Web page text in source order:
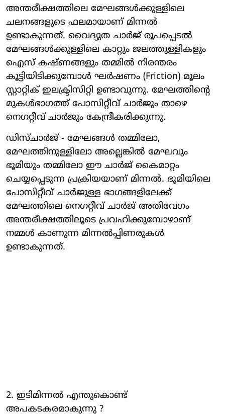
അന്തരീക്ഷത്തിലെ മേഘങ്ങള്‍ക്കുള്ളിലെ
ചലനങ്ങളുടെ ഫലമായാണ് മിന്നല്‍
ഉണ്ടാകുന്നത്. വൈദ്യുത ചാര്‍ജ് രൂപപ്പെടല്‍
മേഘങ്ങള്‍ക്കുള്ളിലെ കാറ്റും ജലത്തുള്ളികളും
ഐസ് കഷ്ണങ്ങളും തമ്മില്‍ നിരന്തരം
കൂട്ടിയിടിക്കുമ്പോള്‍ ഘര്‍ഷണം (Friction) മൂലം
സ്റ്റാറ്റിക് ഇലക്ട്രിസിറ്റി ഉണ്ടാവുന്നു. മേഘത്തിന്റെ
മുകള്‍ഭാഗത്ത് പോസിറ്റീവ് ചാര്‍ജും താഴെ
നെഗറ്റീവ് ചാര്‍ജും കേന്ദ്രീകരിക്കുന്നു.
ഡിസ്ചാര്‍ജ് - മേഘങ്ങള്‍ തമ്മിലോ,
മേഘത്തിനുള്ളിലോ അല്ലെങ്കില്‍ മേഘവും
ഭൂമിയും തമ്മിലോ ഈ ചാര്‍ജ് കൈമാറ്റം
ചെയ്യപ്പെടുന്ന പ്രക്രിയയാണ് മിന്നല്‍. ഭൂമിയിലെ
പോസിറ്റീവ് ചാര്‍ജുള്ള ഭാഗങ്ങളിലേക്ക്
മേഘത്തിലെ നെഗറ്റീവ് ചാര്‍ജ് അതിവേഗം
അന്തരീക്ഷത്തിലൂടെ പ്രവഹിക്കുമ്പോഴാണ്
നമ്മള്‍ കാണുന്ന മിന്നല്‍പ്പിണരുകള്‍
ഉണ്ടാകുന്നത്.
2. ഇടിമിന്നല്‍ എന്തുകൊണ്ട്
അപകടകരമാകുന്നു ?